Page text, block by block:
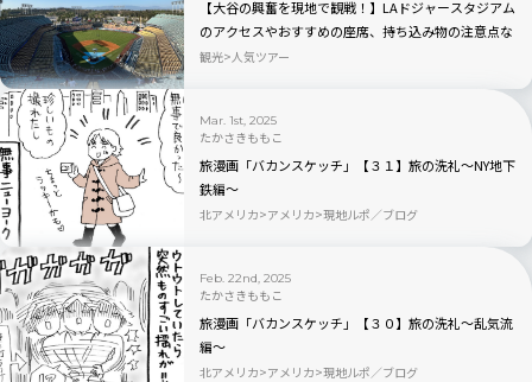
【大谷の興奮を現地で観戦！】LAドジャースタジアム
のアクセスやおすすめの座席、持ち込み物の注意点な
どを徹底解説！
観光 人気ツアー
Mar. 1st, 2025
たかさきももこ
旅漫画「バカンスケッチ」【３１】旅の洗礼〜NY地下
鉄編〜
北アメリカ アメリカ 現地ルポ／ブログ
Feb. 22nd, 2025
たかさきももこ
旅漫画「バカンスケッチ」【３０】旅の洗礼〜乱気流
編〜
北アメリカ アメリカ 現地ルポ／ブログ